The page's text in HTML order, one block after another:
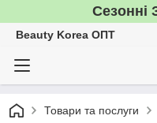
Сезонні
Beauty Korea ОПТ
Товари та послуги